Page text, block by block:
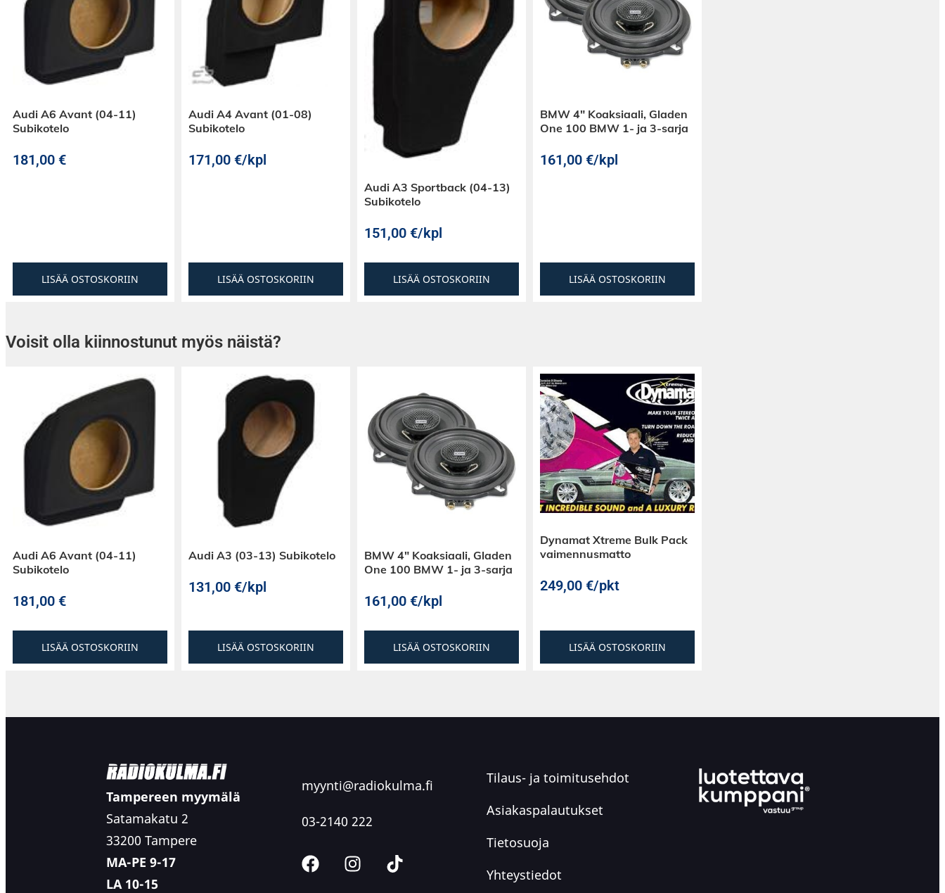
Audi A6 Avant (04-11)
Subikotelo
181,00 €
LISÄÄ OSTOSKORIIN
Audi A4 Avant (01-08)
Subikotelo
171,00 €/kpl
LISÄÄ OSTOSKORIIN
Audi A3 Sportback (04-13)
Subikotelo
151,00 €/kpl
LISÄÄ OSTOSKORIIN
BMW 4″ Koaksiaali, Gladen
One 100 BMW 1- ja 3-sarja
161,00 €/kpl
LISÄÄ OSTOSKORIIN
Voisit olla kiinnostunut myös näistä?
Audi A6 Avant (04-11)
Subikotelo
181,00 €
LISÄÄ OSTOSKORIIN
Audi A3 (03-13) Subikotelo
131,00 €/kpl
LISÄÄ OSTOSKORIIN
BMW 4″ Koaksiaali, Gladen
One 100 BMW 1- ja 3-sarja
161,00 €/kpl
LISÄÄ OSTOSKORIIN
Dynamat Xtreme Bulk Pack
vaimennusmatto
249,00 €/pkt
LISÄÄ OSTOSKORIIN
Tampereen myymälä
Satamakatu 2
33200 Tampere
MA-PE 9-17
LA 10-15
myynti@radiokulma.fi
03-2140 222
Tilaus- ja toimitusehdot
Asiakaspalautukset
Tietosuoja
Yhteystiedot